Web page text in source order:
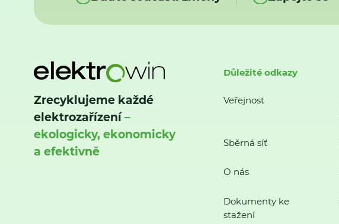
Zrecyklujeme každé
elektrozařízení–
ekologicky, ekonomicky
a efektivně
Důležité odkazy
Veřejnost
Sběrná síť
O nás
Dokumenty ke
stažení